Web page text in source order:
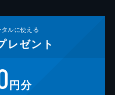
タルに使える
レゼント
円分